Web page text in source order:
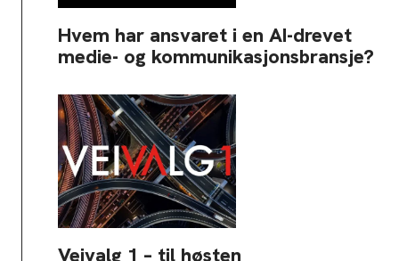
Hvem har ansvaret i en AI-drevet
medie- og kommunikasjonsbransje?
Veivalg 1 – til høsten